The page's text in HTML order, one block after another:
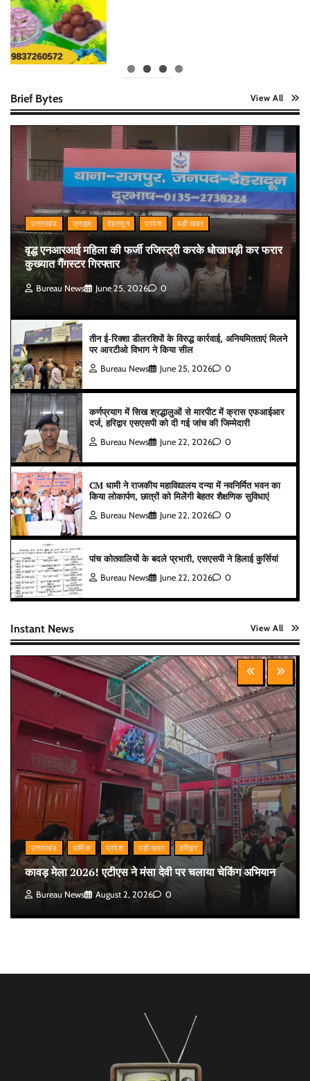
Brief Bytes View All
उत्तराखंड क्राइम देहरादून प्रदेश बड़ी खबर
वृद्ध एनआरआई महिला की फर्जी रजिस्ट्री करके धोखाधड़ी कर फरार
कुख्यात गैंगस्टर गिरफ्तार
Bureau News June 25, 2026 0
तीन ई-रिक्शा डीलरशिपों के विरुद्ध कार्रवाई, अनियमितताएं मिलने
पर आरटीओ विभाग ने किया सील
Bureau News June 25, 2026 0
कर्णप्रयाग में सिख श्रद्धालुओं से मारपीट में क्रास एफआईआर
दर्ज, हरिद्वार एसएसपी को दी गई जांच की जिम्मेदारी
Bureau News June 22, 2026 0
CM धामी ने राजकीय महाविद्यालय दन्या में नवनिर्मित भवन का
किया लोकार्पण, छात्रों को मिलेंगी बेहतर शैक्षणिक सुविधाएं
Bureau News June 22, 2026 0
पांच कोतवालियों के बदले प्रभारी, एसएसपी ने हिलाई कुर्सियां
Bureau News June 22, 2026 0
Instant News View All
उत्तराखंड धार्मिक प्रदेश बड़ी खबर हरिद्वार
कावड़ मेला 2026! एटीएस ने मंसा देवी पर चलाया चेकिंग अभियान
Bureau News August 2, 2026 0